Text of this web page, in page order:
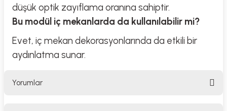
düşük optik zayıflama oranına sahiptir.
Bu modül iç mekanlarda da kullanılabilir mi?
Evet, iç mekan dekorasyonlarında da etkili bir
aydınlatma sunar.
Yorumlar